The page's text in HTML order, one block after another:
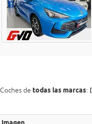
Coches de todas las marcas: